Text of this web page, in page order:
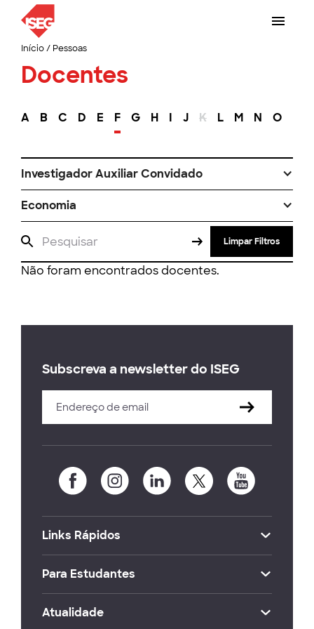
Início/ Pessoas
Docentes
A B C D E F G H I J K L M N O
Investigador Auxiliar Convidado
Economia
Limpar Filtros
Não foram encontrados docentes.
Subscreva a newsletter do ISEG
Links Rápidos
Para Estudantes
Atualidade